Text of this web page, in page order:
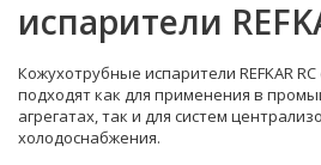
испарители
Кожухотрубные испарители REFKAR
подходят как для применения в
агрегатах, так и для систем
холодоснабжения.